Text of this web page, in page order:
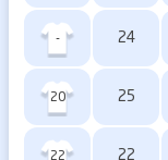
24
-
25
20
22
22